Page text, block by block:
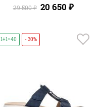
29 500 ₽ 20 650 ₽
1+1=40 - 30%